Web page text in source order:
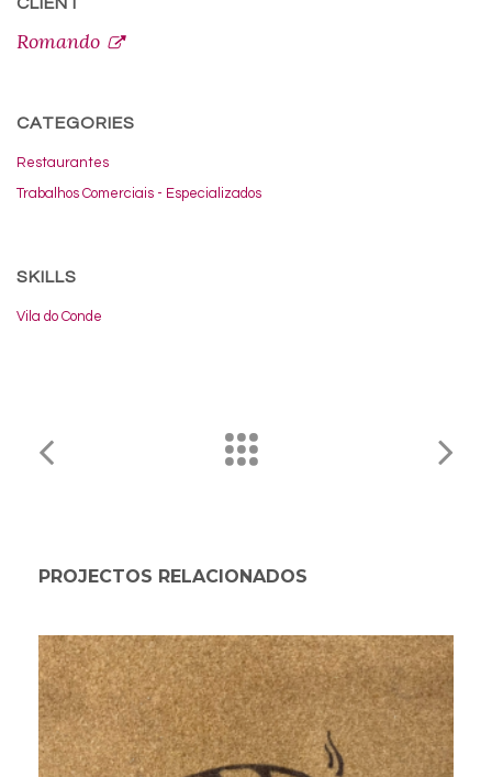
Romando
CATEGORIES
Restaurantes
Trabalhos Comerciais - Especializados
SKILLS
Vila do Conde
PROJECTOS RELACIONADOS